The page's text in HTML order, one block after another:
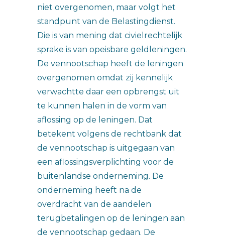
niet overgenomen, maar volgt het
standpunt van de Belastingdienst.
Die is van mening dat civielrechtelijk
sprake is van opeisbare geldleningen.
De vennootschap heeft de leningen
overgenomen omdat zij kennelijk
verwachtte daar een opbrengst uit
te kunnen halen in de vorm van
aflossing op de leningen. Dat
betekent volgens de rechtbank dat
de vennootschap is uitgegaan van
een aflossingsverplichting voor de
buitenlandse onderneming. De
onderneming heeft na de
overdracht van de aandelen
terugbetalingen op de leningen aan
de vennootschap gedaan. De